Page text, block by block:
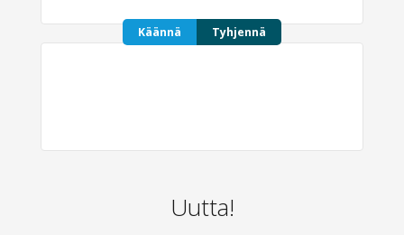
Käännä Tyhjennä
Uutta!